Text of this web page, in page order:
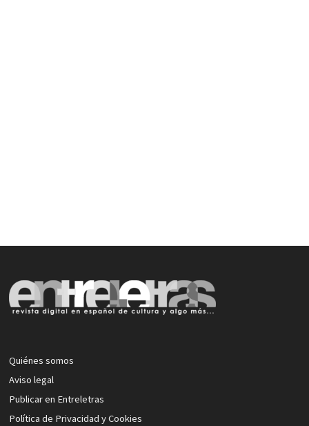
Quiénes somos
Aviso legal
Publicar en Entreletras
Política de Privacidad y Cookies